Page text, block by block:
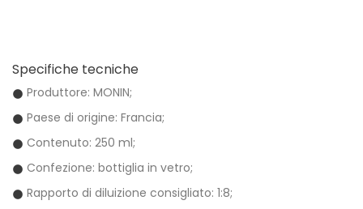
Specifiche tecniche
Produttore: MONIN;
Paese di origine: Francia;
Contenuto: 250 ml;
Confezione: bottiglia in vetro;
Rapporto di diluizione consigliato: 1:8;